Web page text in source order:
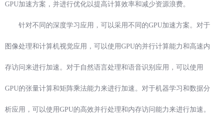
GPU加速方案，并进行优化以提高计算效率和减少资源浪费。
针对不同的深度学习应用，可以采用不同的GPU加速方案。对于
图像处理和计算机视觉应用，可以使用GPU的并行计算能力和高速内
存访问来进行加速。对于自然语言处理和语音识别应用，可以使用
GPU的张量计算和矩阵乘法能力来进行加速。对于机器学习和数据分
析应用，可以使用GPU的高效并行处理和内存访问能力来进行加速。